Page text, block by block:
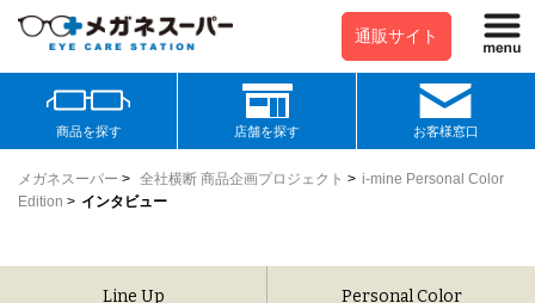
通販サイト
商品を探す 店舗を探す お客様窓口
メガネスーパー > 全社横断 商品企画プロジェクト > i-mine Personal Color
Edition > インタビュー
Line Up Personal Color